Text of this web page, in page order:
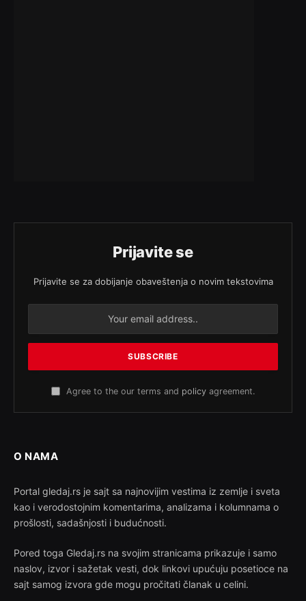
Prijavite se
Prijavite se za dobijanje obaveštenja o novim tekstovima
Agree to the our terms and policy agreement.
O NAMA
Portal gledaj.rs je sajt sa najnovijim vestima iz zemlje i sveta
kao i verodostojnim komentarima, analizama i kolumnama o
prošlosti, sadašnjosti i budućnosti.
Pored toga Gledaj.rs na svojim stranicama prikazuje i samo
naslov, izvor i sažetak vesti, dok linkovi upućuju posetioce na
sajt samog izvora gde mogu pročitati članak u celini.